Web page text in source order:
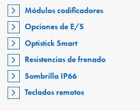
Módulos codificadores
Opciones de E/S
Optistick Smart
Resistencias de frenado
Sombrilla IP66
Teclados remotos